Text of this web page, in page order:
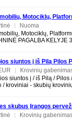
Motociklų,
PAGALBA KELYJE
Nuoma
Motociklų,
PAGALBA KELYJE
siuntos į iš Pilą Pilos
Krovinių
siuntos į / iš Pilą / Pilos
/ kroviniai - skubių
skubus Įrangos
37067247506
Krovinių